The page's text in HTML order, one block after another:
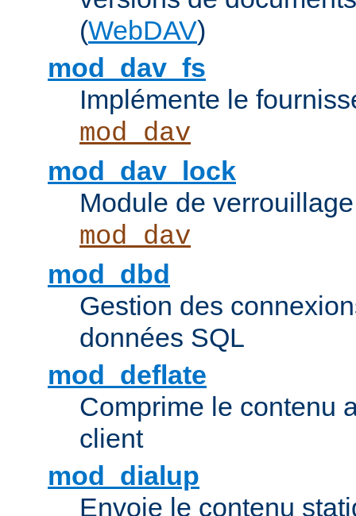
(WebDAV)
mod_dav_fs
Implémente le
mod_dav
mod_dav_lock
Module de
mod_dav
mod_dbd
Gestion des
données SQL
mod_deflate
Comprime le contenu
client
mod_dialup
Envoie le contenu